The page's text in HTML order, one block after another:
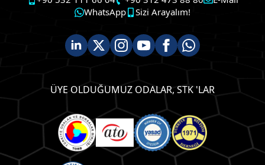
WhatsApp
Sizi Arayalım!
ÜYE OLDUĞUMUZ ODALAR, STK 'LAR